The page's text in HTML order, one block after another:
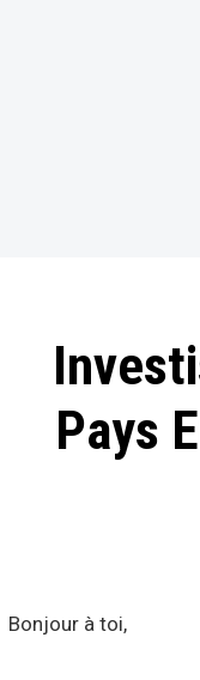
Pays
Bonjour à toi,